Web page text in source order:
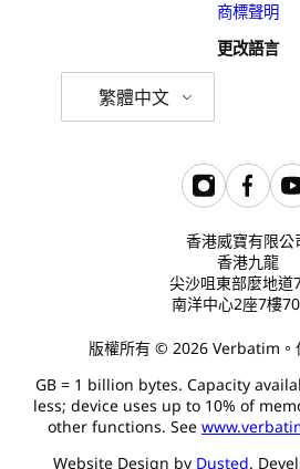
商標聲明
更改語言
繁體中文
香港威寶有限公
香港九龍
尖沙咀東部麼地道
南洋中心2座7樓
版權所有 © 2026 Verbatim。
GB = 1 billion bytes. Capacity
less; device uses up to 10% of
other functions. See
Website Design by Dusted.